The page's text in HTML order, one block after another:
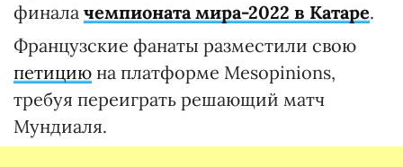
финала чемпионата мира-2022 в Катаре.
Французские фанаты разместили свою
петицию на платформе Mesopinions,
требуя переиграть решающий матч
Мундиаля.